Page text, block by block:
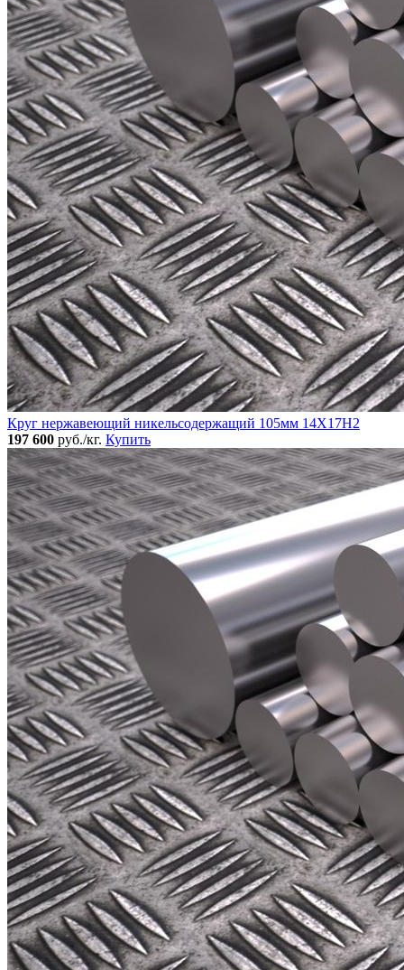
Круг нержавеющий никельсодержащий 105мм 14Х17Н2
197 600 руб./кг. Купить